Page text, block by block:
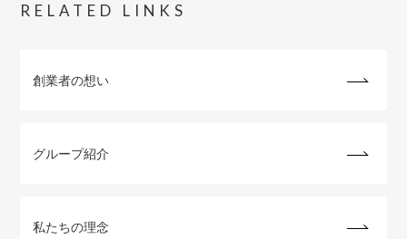
RELATED LINKS
創業者の想い
グループ紹介
私たちの理念